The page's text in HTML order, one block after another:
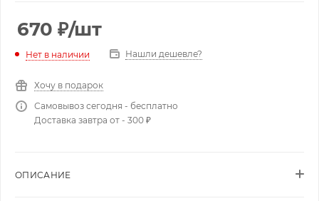
670 ₽/шт
Нет в наличии Нашли дешевле?
Хочу в подарок
Самовывоз сегодня - бесплатно
Доставка завтра от - 300 ₽
ОПИСАНИЕ